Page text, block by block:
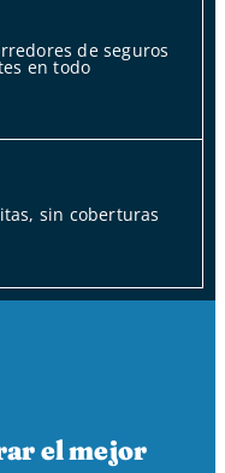
de seguros
en todo
sin coberturas
el mejor